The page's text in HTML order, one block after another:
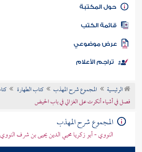
كتاب الأمة
المكتبة
الكتب
موضوعي
تراجم الأعلام
الرئيسية المجموع شرح المهذب كتاب الطهارة
فصل في أشياء أنكرت على الغزالي في باب الحيض
المجموع شرح المهذب
النووي - أبو زكريا محيي الدين يحيى بن شرف النووي